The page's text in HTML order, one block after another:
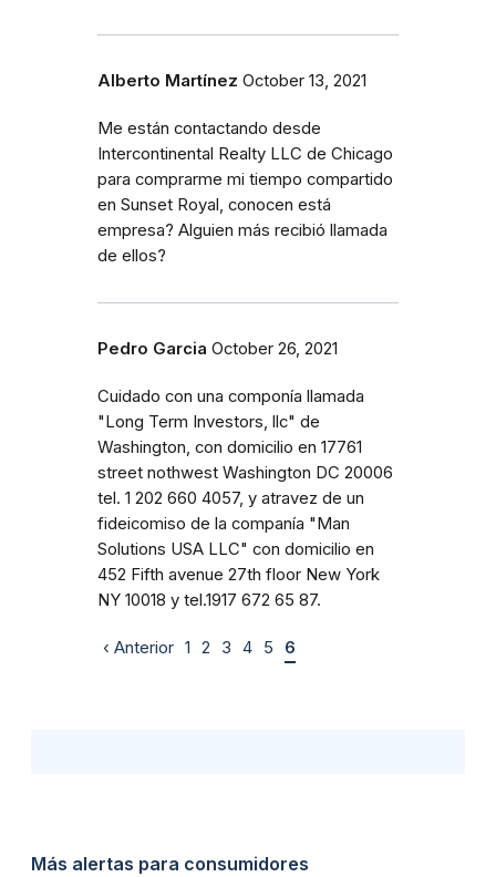
Alberto Martínez October 13, 2021
Me están contactando desde
Intercontinental Realty LLC de Chicago
para comprarme mi tiempo compartido
en Sunset Royal, conocen está
empresa? Alguien más recibió llamada
de ellos?
Pedro Garcia October 26, 2021
Cuidado con una componía llamada
"Long Term Investors, llc" de
Washington, con domicilio en 17761
street nothwest Washington DC 20006
tel. 1 202 660 4057, y atravez de un
fideicomiso de la companía "Man
Solutions USA LLC" con domicilio en
452 Fifth avenue 27th floor New York
NY 10018 y tel.1917 672 65 87.
‹ Anterior 1 2 3 4 5 6
Más alertas para consumidores